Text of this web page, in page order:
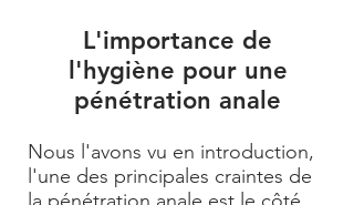
L'importance de
l'hygiène pour une
pénétration anale
Nous l'avons vu en introduction,
l'une des principales craintes de